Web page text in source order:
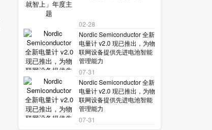
02-28
Nordic Semiconductor 全新
电量计 v2.0 现已推出，为物
联网设备提供先进电池智能
管理能力
07-31
Nordic Semiconductor 全新
电量计 v2.0 现已推出，为物
联网设备提供先进电池智能
管理能力
07-31